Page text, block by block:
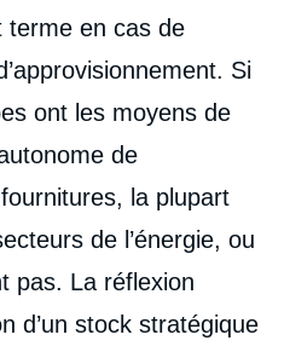
terme en cas de
Si
ont les moyens de
de
la plupart
de l’énergie, ou
pas. La réflexion
d’un stock stratégique